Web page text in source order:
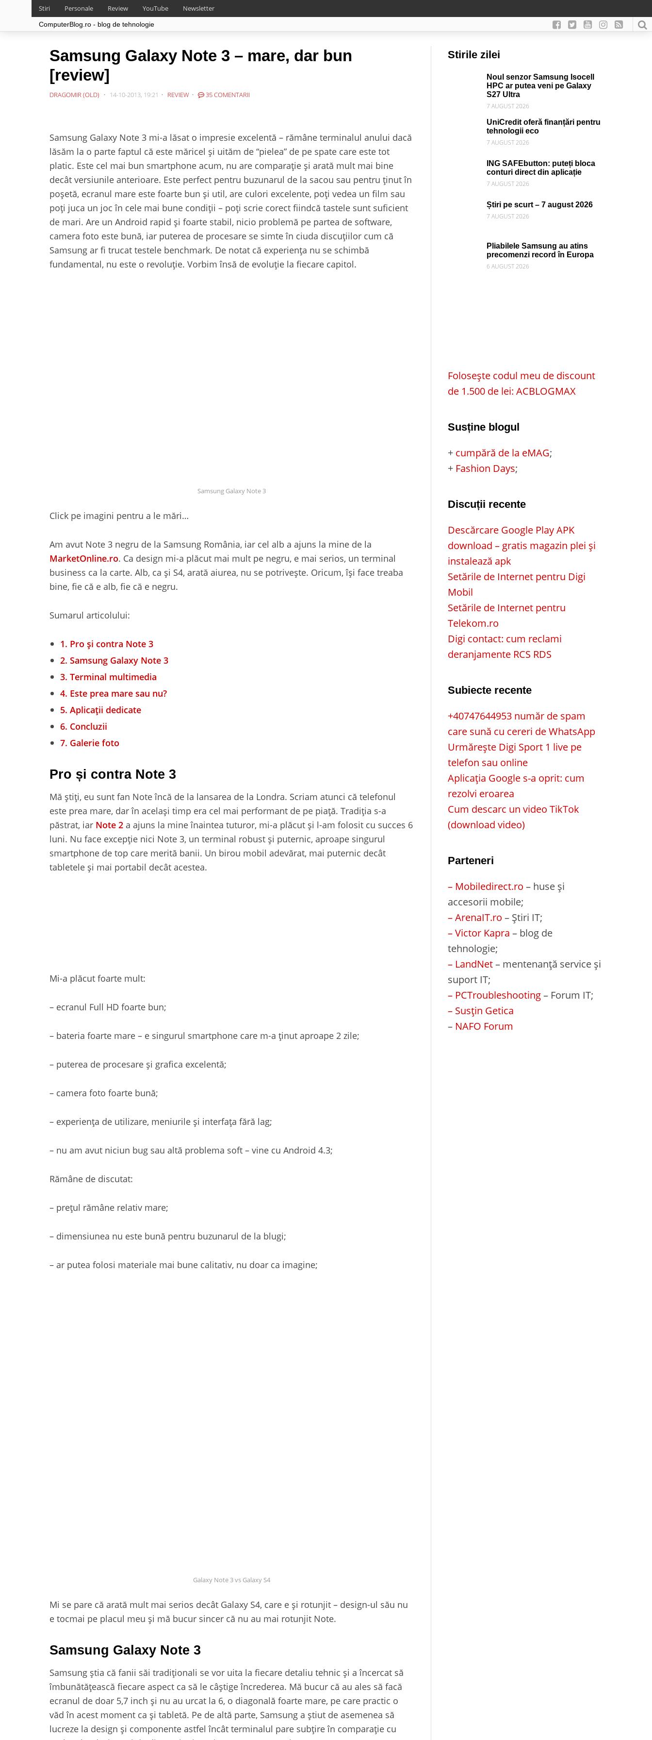
Stiri Personale Review YouTube Newsletter
ComputerBlog.ro - blog de tehnologie
Samsung Galaxy Note 3 – mare, dar bun
[review]
DRAGOMIR (OLD) 14-10-2013, 19:21 REVIEW 35 COMENTARII
Samsung Galaxy Note 3 mi-a lăsat o impresie excelentă – rămâne terminalul anului dacă
lăsăm la o parte faptul că este măricel și uităm de “pielea” de pe spate care este tot
platic. Este cel mai bun smartphone acum, nu are comparație și arată mult mai bine
decât versiunile anterioare. Este perfect pentru buzunarul de la sacou sau pentru ținut în
poșetă, ecranul mare este foarte bun și util, are culori excelente, poți vedea un film sau
poți juca un joc în cele mai bune condiții – poți scrie corect fiindcă tastele sunt suficient
de mari. Are un Android rapid și foarte stabil, nicio problemă pe partea de software,
camera foto este bună, iar puterea de procesare se simte în ciuda discuțiilor cum că
Samsung ar fi trucat testele benchmark. De notat că experiența nu se schimbă
fundamental, nu este o revoluție. Vorbim însă de evoluție la fiecare capitol.
Samsung Galaxy Note 3
Click pe imagini pentru a le mări…
Am avut Note 3 negru de la Samsung România, iar cel alb a ajuns la mine de la
MarketOnline.ro. Ca design mi-a plăcut mai mult pe negru, e mai serios, un terminal
business ca la carte. Alb, ca și S4, arată aiurea, nu se potrivește. Oricum, își face treaba
bine, fie că e alb, fie că e negru.
Sumarul articolului:
1. Pro și contra Note 3
2. Samsung Galaxy Note 3
3. Terminal multimedia
4. Este prea mare sau nu?
5. Aplicații dedicate
6. Concluzii
7. Galerie foto
Pro și contra Note 3
Mă știți, eu sunt fan Note încă de la lansarea de la Londra. Scriam atunci că telefonul
este prea mare, dar în același timp era cel mai performant de pe piață. Tradiția s-a
păstrat, iar Note 2 a ajuns la mine înaintea tuturor, mi-a plăcut și l-am folosit cu succes 6
luni. Nu face excepție nici Note 3, un terminal robust și puternic, aproape singurul
smartphone de top care merită banii. Un birou mobil adevărat, mai puternic decât
tabletele și mai portabil decât acestea.
Mi-a plăcut foarte mult:
– ecranul Full HD foarte bun;
– bateria foarte mare – e singurul smartphone care m-a ținut aproape 2 zile;
– puterea de procesare și grafica excelentă;
– camera foto foarte bună;
– experiența de utilizare, meniurile și interfața fără lag;
– nu am avut niciun bug sau altă problema soft – vine cu Android 4.3;
Rămâne de discutat:
– prețul rămâne relativ mare;
– dimensiunea nu este bună pentru buzunarul de la blugi;
– ar putea folosi materiale mai bune calitativ, nu doar ca imagine;
Galaxy Note 3 vs Galaxy S4
Mi se pare că arată mult mai serios decât Galaxy S4, care e și rotunjit – design-ul său nu
e tocmai pe placul meu și mă bucur sincer că nu au mai rotunjit Note.
Samsung Galaxy Note 3
Samsung știa că fanii săi tradiționali se vor uita la fiecare detaliu tehnic și a încercat să
îmbunătățească fiecare aspect ca să le câștige încrederea. Mă bucur că au ales să facă
ecranul de doar 5,7 inch și nu au urcat la 6, o diagonală foarte mare, pe care practic o
văd în acest moment ca și tabletă. Pe de altă parte, Samsung a știut de asemenea să
lucreze la design și componente astfel încât terminalul pare subțire în comparație cu
Stirile zilei
Noul senzor Samsung Isocell
HPC ar putea veni pe Galaxy
S27 Ultra
7 AUGUST 2026
UniCredit oferă finanțări pentru
tehnologii eco
7 AUGUST 2026
ING SAFEbutton: puteți bloca
conturi direct din aplicație
7 AUGUST 2026
Știri pe scurt – 7 august 2026
7 AUGUST 2026
Pliabilele Samsung au atins
precomenzi record în Europa
6 AUGUST 2026
Folosește codul meu de discount
de 1.500 de lei: ACBLOGMAX
Susține blogul
+ cumpără de la eMAG;
+ Fashion Days;
Discuții recente
Descărcare Google Play APK
download – gratis magazin plei și
instalează apk
Setările de Internet pentru Digi
Mobil
Setările de Internet pentru
Telekom.ro
Digi contact: cum reclami
deranjamente RCS RDS
Subiecte recente
+40747644953 număr de spam
care sună cu cereri de WhatsApp
Urmărește Digi Sport 1 live pe
telefon sau online
Aplicația Google s-a oprit: cum
rezolvi eroarea
Cum descarc un video TikTok
(download video)
Parteneri
– Mobiledirect.ro – huse și
accesorii mobile;
– ArenaIT.ro – Știri IT;
– Victor Kapra – blog de
tehnologie;
– LandNet– mentenanță service și
suport IT;
– PCTroubleshooting– Forum IT;
– Susțin Getica
– NAFO Forum